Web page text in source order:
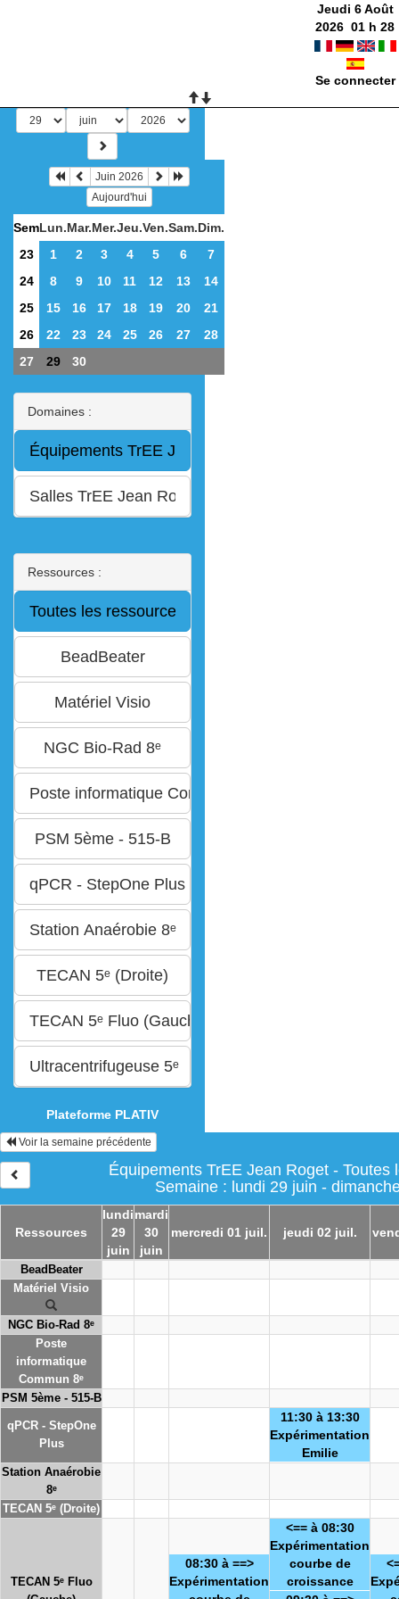
Jeudi 6 Août
2026 01 h28
Se connecter
Juin 2026
Aujourd'hui
SemLun.Mar.Mer.Jeu.Ven.Sam.Dim.
23
1 2 3 4 5 6
7
24
8 9 10 11 12 13
14
25
15 16 17 18 19 20
21
26
22 23 24 25 26 27
28
27
29 30
Domaines :
Ressources :
Plateforme PLATIV
Voir la semaine précédente
Équipements TrEE Jean Roget - Toutes
Semaine : lundi 29 juin -
Ressources
lundi
29
juin
mardi
30
juin
mercredi 01 juil. jeudi 02 juil.
BeadBeater
Matériel Visio
NGC Bio-Rad 8ᵉ
Poste
informatique
Commun 8ᵉ
PSM 5ème - 515-B
qPCR - StepOne
Plus
11:30 à 13:30
Expérimentation
Emilie
Station Anaérobie
8ᵉ
TECAN 5ᵉ (Droite)
TECAN 5ᵉ Fluo
08:30 à ==>
Expérimentation
<== à 08:30
Expérimentation
courbe de
croissance